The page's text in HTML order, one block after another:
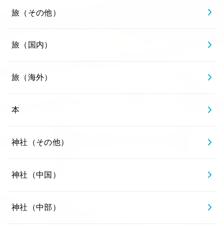
旅（その他）
旅（国内）
旅（海外）
本
神社（その他）
神社（中国）
神社（中部）